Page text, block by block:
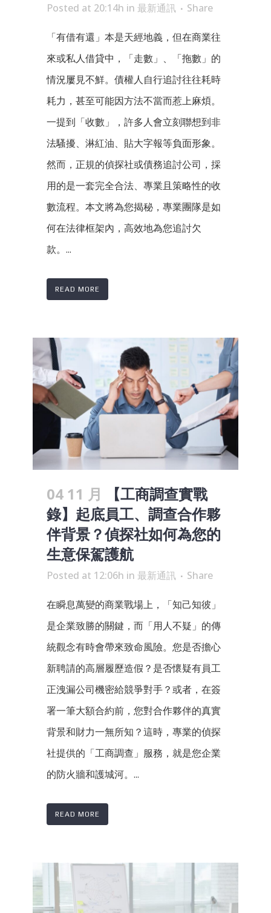
Posted at 20:14h in 最新通訊 Share
「有借有還」本是天經地義，但在商業往
來或私人借貸中，「走數」、「拖數」的
情況屢見不鮮。債權人自行追討往往耗時
耗力，甚至可能因方法不當而惹上麻煩。
一提到「收數」，許多人會立刻聯想到非
法騷擾、淋紅油、貼大字報等負面形象。
然而，正規的偵探社或債務追討公司，採
用的是一套完全合法、專業且策略性的收
數流程。本文將為您揭秘，專業團隊是如
何在法律框架內，高效地為您追討欠
款。...
READ MORE
04 11 月
【工商調查實戰
錄】起底員工、調查合作夥
伴背景？偵探社如何為您的
生意保駕護航
Posted at 12:06h in 最新通訊 Share
在瞬息萬變的商業戰場上，「知己知彼」
是企業致勝的關鍵，而「用人不疑」的傳
統觀念有時會帶來致命風險。您是否擔心
新聘請的高層履歷造假？是否懷疑有員工
正洩漏公司機密給競爭對手？或者，在簽
署一筆大額合約前，您對合作夥伴的真實
背景和財力一無所知？這時，專業的偵探
社提供的「工商調查」服務，就是您企業
的防火牆和護城河。...
READ MORE